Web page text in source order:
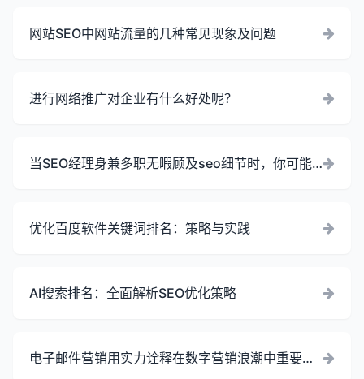
网站SEO中网站流量的几种常见现象及问题
进行网络推广对企业有什么好处呢？
当SEO经理身兼多职无暇顾及seo细节时，你可能
优化百度软件关键词排名：策略与实践
AI搜索排名：全面解析SEO优化策略
电子邮件营销用实力诠释在数字营销浪潮中重要地